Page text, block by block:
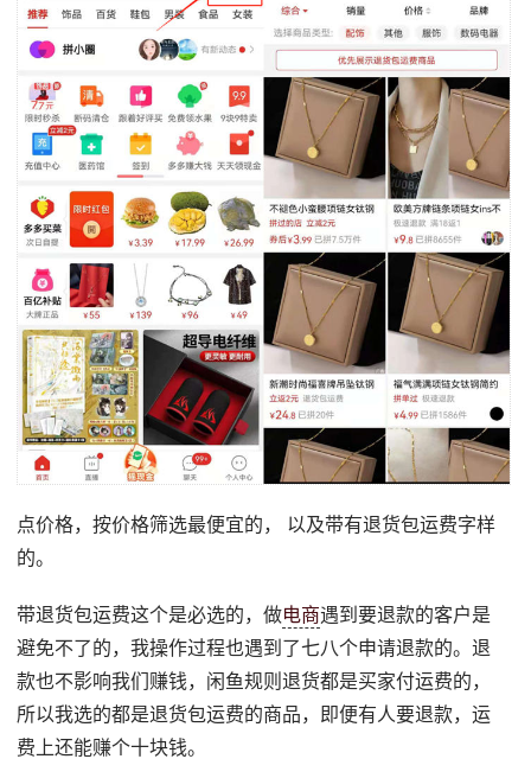
点价格，按价格筛选最便宜的， 以及带有退货包运费字样
的。
带退货包运费这个是必选的，做电商遇到要退款的客户是
避免不了的，我操作过程也遇到了七八个申请退款的。退
款也不影响我们赚钱，闲鱼规则退货都是买家付运费的，
所以我选的都是退货包运费的商品，即便有人要退款，运
费上还能赚个十块钱。